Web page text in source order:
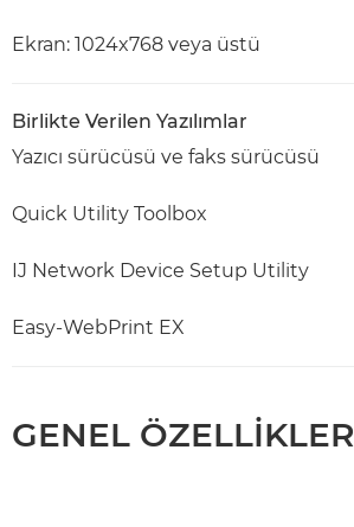
Ekran: 1024x768 veya üstü
Birlikte Verilen Yazılımlar
Yazıcı sürücüsü ve faks sürücüsü
Quick Utility Toolbox
IJ Network Device Setup Utility
Easy-WebPrint EX
GENEL ÖZELLİKLER